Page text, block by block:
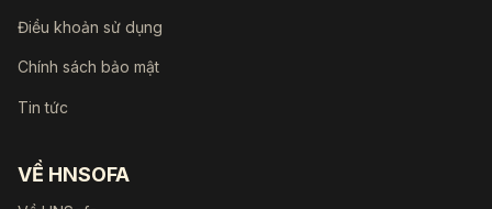
Điều khoản sử dụng
Chính sách bảo mật
Tin tức
VỀ HNSOFA